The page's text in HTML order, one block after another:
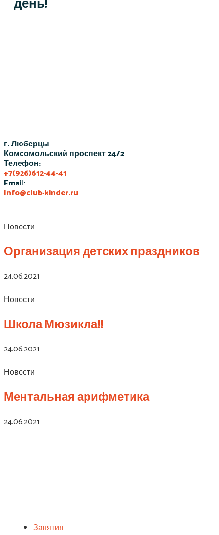
г. Люберцы
Комсомольский проспект 24/2
Телефон:
+7(926)612-44-41
Email:
Info@club-kinder.ru
Новости
Организация детских праздников
24.06.2021
Новости
Школа Мюзикла!!
24.06.2021
Новости
Ментальная арифметика
24.06.2021
Занятия